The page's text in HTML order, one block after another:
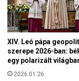
r
á
n
o
k
l
XIV. Leó pápa
szerepe 2026-ban:
egy polarizált
2026.01.26.